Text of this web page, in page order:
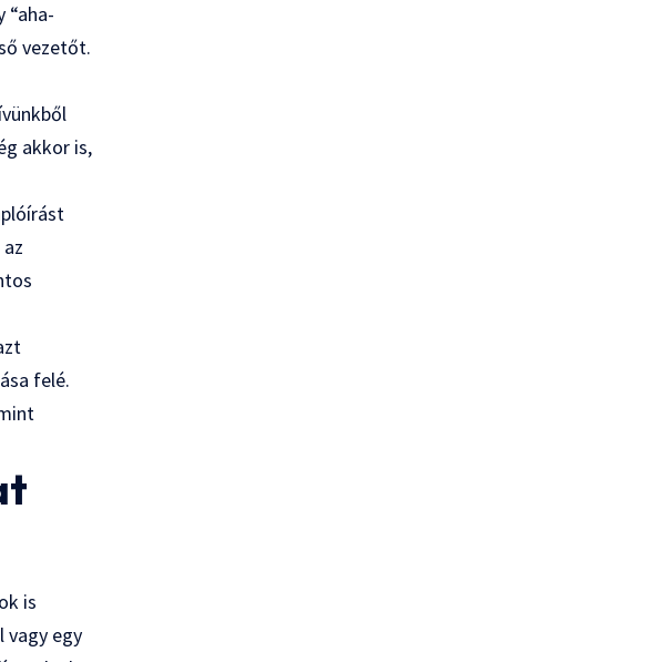
“aha-
vezetőt.
akkor is,
felé.
is
vagy egy